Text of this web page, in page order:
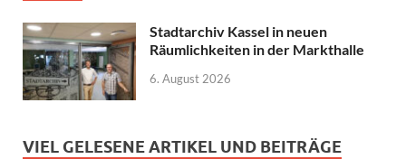
Stadtarchiv Kassel in neuen
Räumlichkeiten in der Markthalle
6. August 2026
VIEL GELESENE ARTIKEL UND BEITRÄGE